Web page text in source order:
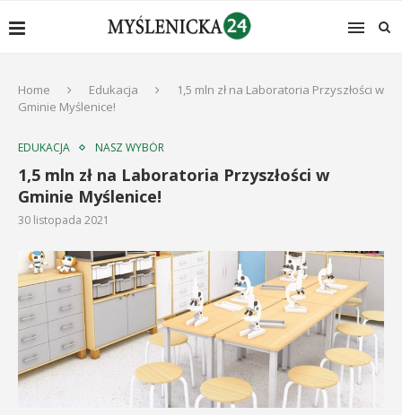
Home Edukacja
1,5 mln zł na Laboratoria Przyszłości w
Gminie Myślenice!
EDUKACJA NASZ WYBÓR
1,5 mln zł na Laboratoria Przyszłości w
Gminie Myślenice!
30 listopada 2021